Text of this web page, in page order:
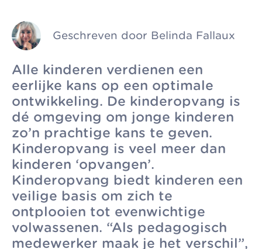
kinderopvang-
organisaties in Den
Delft. We werken
zonder
winstoogmerk,
voor de wereld van
morgen.
Pedagogische
Gezonde
Kinderopvang
Samenwerkingen
Organisatie
en kindcentra, die
samen alle vormen
aanbieden.
Allemaal vanuit
één gedeelde visie.
kindcentra
Geschreven door Belinda Fallaux
Alle kinderen verdienen een
eerlijke kans op een optimale
ontwikkeling. De kinderopvang is
dé omgeving om jonge kinderen
zo’n prachtige kans te geven.
Kinderopvang is veel meer dan
kinderen ‘opvangen’.
Kinderopvang biedt kinderen een
veilige basis om zich te
ontplooien tot evenwichtige
volwassenen. “Als pedagogisch
medewerker maak je het verschil”,